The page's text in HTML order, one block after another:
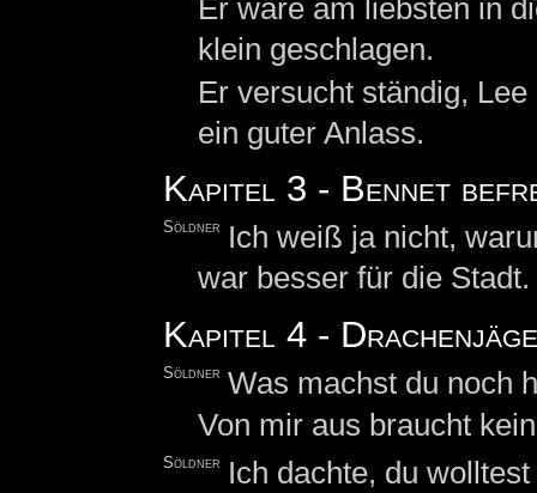
Er wäre am liebsten in
klein geschlagen.
Er versucht ständig,
ein guter Anlass.
Kapitel 3 - Bennet
Söldner
Ich weiß ja nicht,
war besser für die Stadt.
Kapitel 4 -
Söldner Was machst du noch
Von mir aus braucht
Söldner
Ich dachte, du